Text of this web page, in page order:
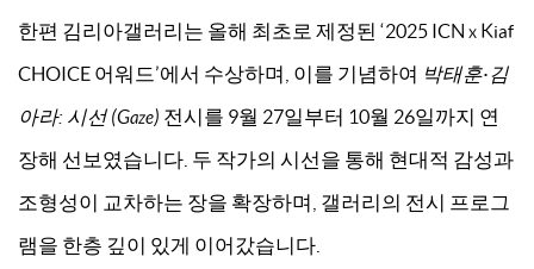
한편 김리아갤러리는 올해 최초로 제정된 ‘2025 ICN x Kiaf
CHOICE 어워드’에서 수상하며, 이를 기념하여 박태훈·김
아라: 시선 (Gaze) 전시를 9월 27일부터 10월 26일까지 연
장해 선보였습니다. 두 작가의 시선을 통해 현대적 감성과
조형성이 교차하는 장을 확장하며, 갤러리의 전시 프로그
램을 한층 깊이 있게 이어갔습니다.